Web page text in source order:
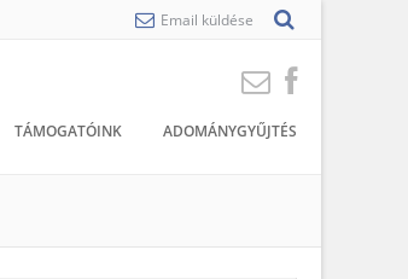
Email küldése
TÁMOGATÓINK ADOMÁNYGYŰJTÉS